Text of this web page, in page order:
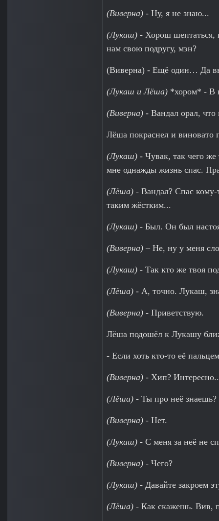
(Виверна) - Ну, я не знаю...
(Лукаш) - Хорош шептаться,
нам свою подругу, мэн?
(Виверна) - Ещё один… Да
(Лукаш и Лёша) *хором* - В
(Виверна) - Вандал орал,
Лёша покраснел и виновато
(Лукаш) - Чувак, так чего
мне однажды жизнь спас.
(Лёша) - Вандал? Спас
таким жёстким...
(Лукаш) - Был. Он был
(Виверна) – Не, ну у меня
(Лукаш) - Так кто же твоя
(Лёша) - А, точно. Лукаш,
(Виверна) - Приветствую.
Лёша подошёл к Лукашу
- Если хоть кто-то её
(Виверна) - Хип?
(Лёша) - Ты про неё знаешь?
(Виверна) - Нет.
(Лукаш) - С меня за неё не
(Виверна) - Чего?
(Лукаш) - Давайте закроем
(Лёша) - Как скажешь. Вив,